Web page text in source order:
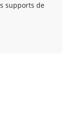
supports de